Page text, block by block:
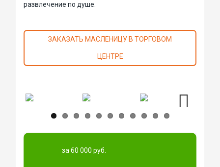
развлечение по душе.
ЗАКАЗАТЬ МАСЛЕНИЦУ В ТОРГОВОМ
ЦЕНТРЕ
за 60 000 руб.